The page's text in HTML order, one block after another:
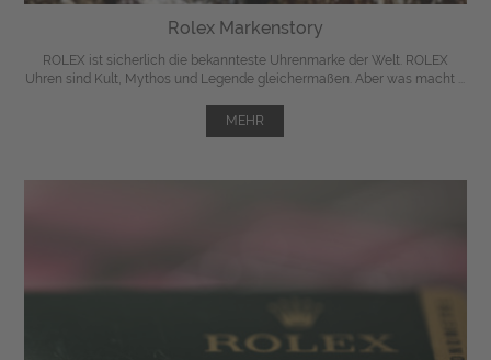
Rolex Markenstory
ROLEX ist sicherlich die bekannteste Uhrenmarke der Welt. ROLEX
Uhren sind Kult, Mythos und Legende gleichermaßen. Aber was macht ...
MEHR